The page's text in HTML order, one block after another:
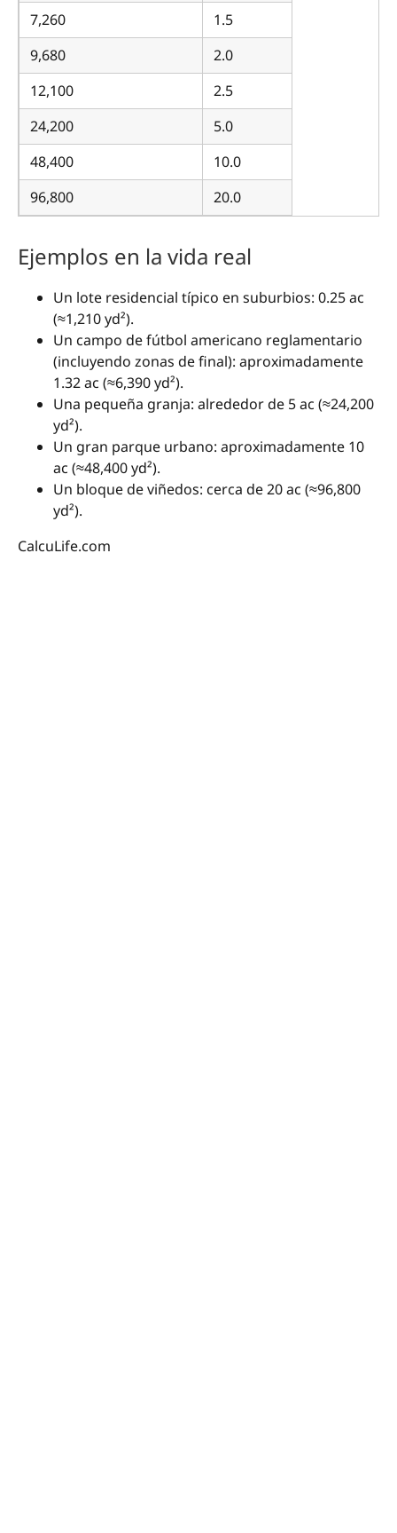
7,260
1.5
9,680
2.0
12,100
2.5
24,200
5.0
48,400
10.0
96,800
20.0
Ejemplos en la vida real
Un lote residencial típico en suburbios: 0.25 ac
(≈1,210 yd²).
Un campo de fútbol americano reglamentario
(incluyendo zonas de final): aproximadamente
1.32 ac (≈6,390 yd²).
Una pequeña granja: alrededor de 5 ac (≈24,200
yd²).
Un gran parque urbano: aproximadamente 10
ac (≈48,400 yd²).
Un bloque de viñedos: cerca de 20 ac (≈96,800
yd²).
CalcuLife.com